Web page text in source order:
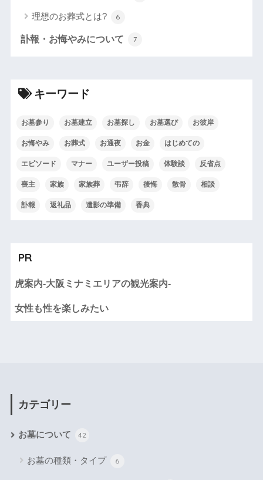
理想のお葬式とは? 6
訃報・お悔やみについて 7
キーワード
お墓参り お墓建立 お墓探し お墓選び お彼岸
お悔やみ お葬式 お通夜 お金 はじめての
エピソード マナー ユーザー投稿 体験談 反省点
喪主 家族 家族葬 弔辞 後悔 散骨 相談
訃報 返礼品 遺影の準備 香典
PR
虎案内-大阪ミナミエリアの観光案内-
女性も性を楽しみたい
カテゴリー
お墓について 42
お墓の種類・タイプ 6